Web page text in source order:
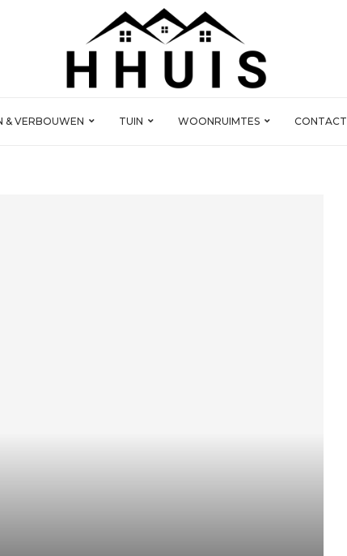
& VERBOUWEN TUIN WOONRUIMTES CONTACT